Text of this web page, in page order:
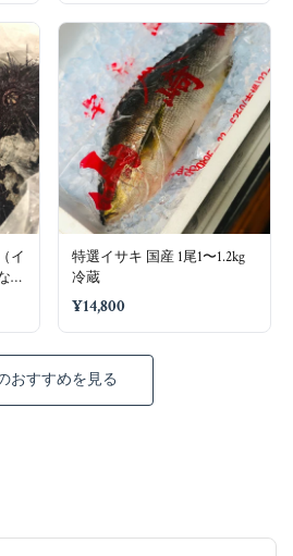
イ
ど
特選イサキ 国産 1尾1〜1.2kg
冷蔵
¥14,800
おすすめを見る